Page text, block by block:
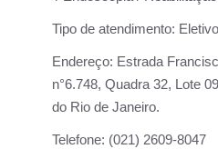
Tipo de atendimento: Eletivo
Endereço: Estrada
n°6.748, Quadra 32, Lote
do Rio de Janeiro.
Telefone: (021) 2609-8047